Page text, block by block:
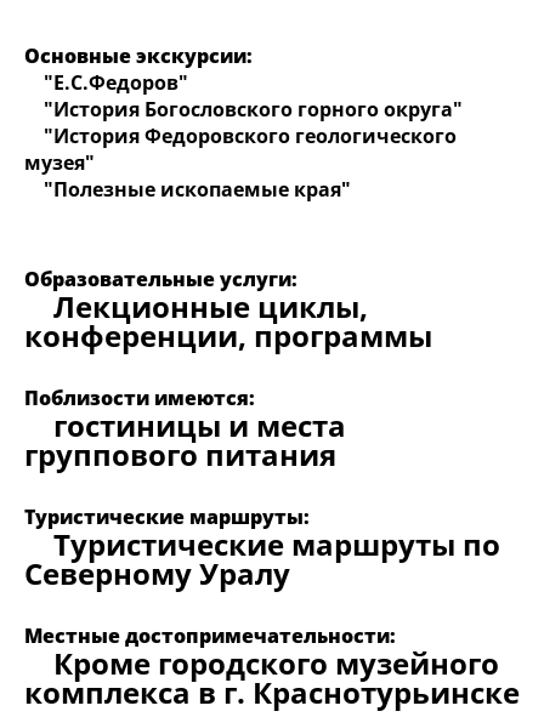
Основные экскурсии:
"Е.С.Федоров"
"История Богословского горного округа"
"История Федоровского геологического
музея"
"Полезные ископаемые края"
Образовательные услуги:
Лекционные циклы,
конференции, программы
Поблизости имеются:
гостиницы и места
группового питания
Туристические маршруты:
Туристические маршруты по
Северному Уралу
Местные достопримечательности:
Кроме городского музейного
комплекса в г. Краснотурьинске